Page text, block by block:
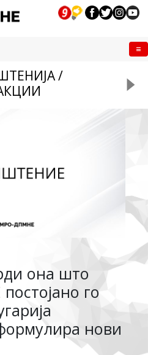
/
она што
го
нови